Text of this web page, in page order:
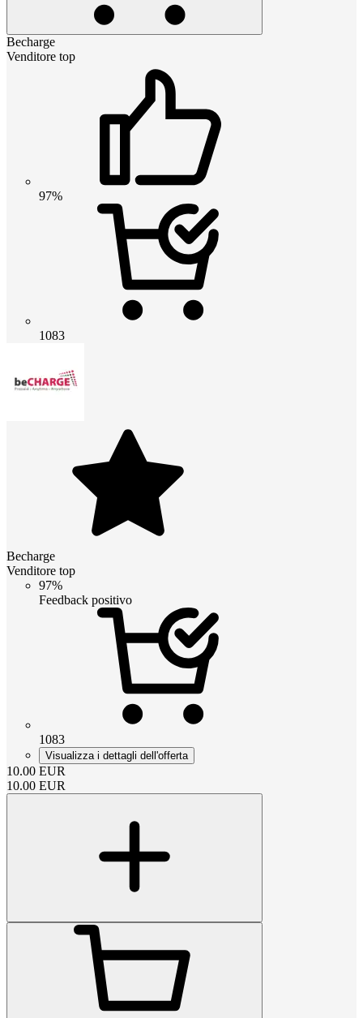
Becharge
Venditore top
97%
1083
Becharge
Venditore top
97%
Feedback positivo
1083
Visualizza i dettagli dell'offerta
10.00 EUR
10.00 EUR